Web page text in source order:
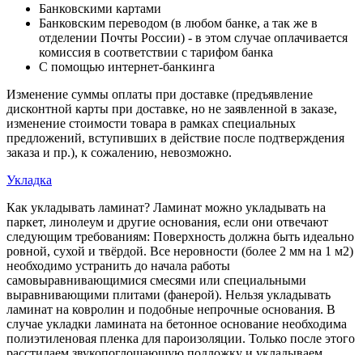
Банковскими картами
Банковским переводом (в любом банке, а так же в
отделении Почты России) - в этом случае оплачивается
комиссия в соответствии с тарифом банка
С помощью интернет-банкинга
Изменение суммы оплаты при доставке (предъявление
дисконтной карты при доставке, но не заявленной в заказе,
изменение стоимости товара в рамках специальных
предложений, вступивших в действие после подтверждения
заказа и пр.), к сожалению, невозможно.
Укладка
Как укладывать ламинат? Ламинат можно укладывать на
паркет, линолеум и другие основания, если они отвечают
следующим требованиям: Поверхность должна быть идеально
ровной, сухой и твёрдой. Все неровности (более 2 мм на 1 м2)
необходимо устранить до начала работы
самовыравнивающимися смесями или специальными
выравнивающими плитами (фанерой). Нельзя укладывать
ламинат на ковролин и подобные непрочные основания. В
случае укладки ламината на бетонное основание необходима
полиэтиленовая пленка для пароизоляции. Только после этого